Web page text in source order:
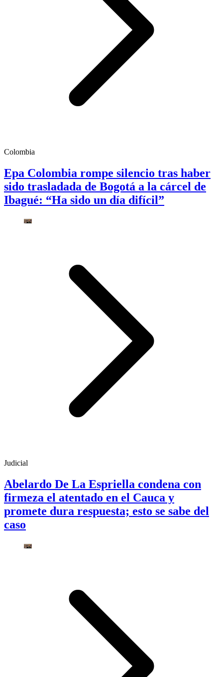
Colombia
Epa Colombia rompe silencio tras haber
sido trasladada de Bogotá a la cárcel de
Ibagué: “Ha sido un día difícil”
Judicial
Abelardo De La Espriella condena con
firmeza el atentado en el Cauca y
promete dura respuesta; esto se sabe del
caso